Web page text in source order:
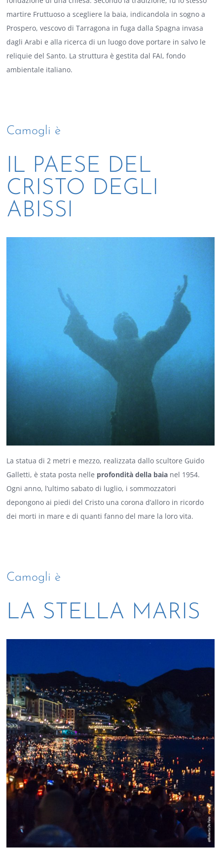
martire Fruttuoso a scegliere la baia, indicandola in sogno a
Prospero, vescovo di Tarragona in fuga dalla Spagna invasa
dagli Arabi e alla ricerca di un luogo dove portare in salvo le
reliquie del Santo. La struttura è gestita dal FAI, fondo
ambientale italiano.
Camogli è
IL PAESE DEL
CRISTO DEGLI
ABISSI
La statua di 2 metri e mezzo, realizzata dallo scultore Guido
Galletti, è stata posta nelle profondità della baia nel 1954.
Ogni anno, l’ultimo sabato di luglio, i sommozzatori
depongono ai piedi del Cristo una corona d’alloro in ricordo
dei morti in mare e di quanti fanno del mare la loro vita.
Camogli è
LA STELLA MARIS